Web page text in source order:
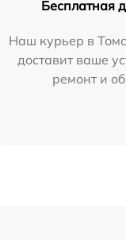
Бесплатная
Наш курьер в
доставит ваше
ремонт и